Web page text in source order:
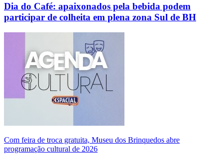
Dia do Café: apaixonados pela bebida podem
participar de colheita em plena zona Sul de BH
Com feira de troca gratuita, Museu dos Brinquedos abre
programação cultural de 2026